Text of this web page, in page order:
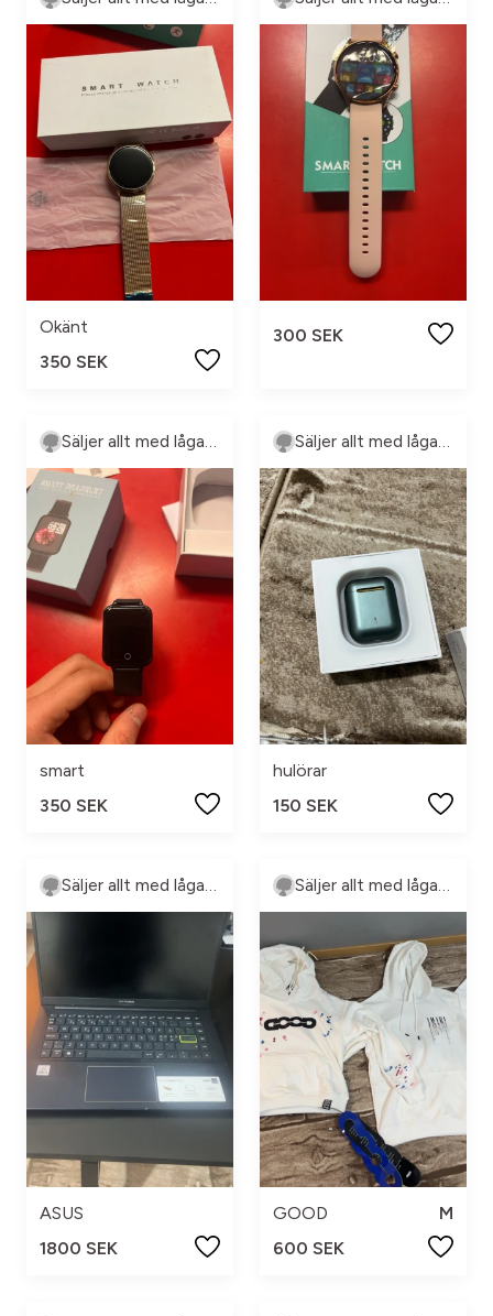
Okänt
350 SEK
300 SEK
Säljer allt med låga priser
smart
350 SEK
Säljer allt med låga priser
hulörar
150 SEK
ASUS
1800 SEK
GOOD
M
600 SEK